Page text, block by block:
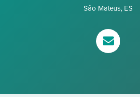
São Mateus, ES